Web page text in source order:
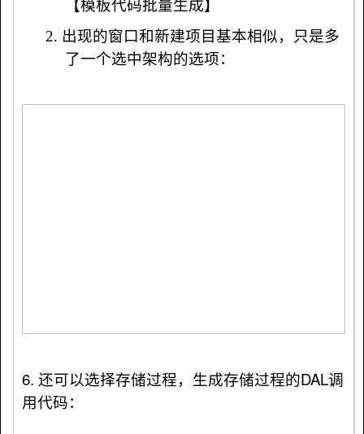
【模板代码批量生成】
2. 出现的窗口和新建项目基本相似，只是多
了一个选中架构的选项：
6. 还可以选择存储过程，生成存储过程的DAL调
用代码：